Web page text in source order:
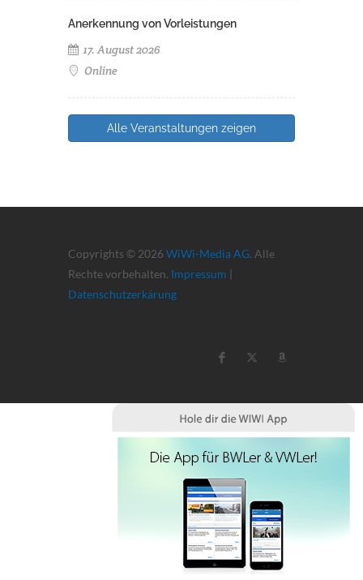
Anerkennung von Vorleistungen
17. August 2026
Online
Alle Veranstaltungen zeigen
Copyrights © 2026 WiWi-Media AG. Alle
Rechte vorbehalten. Impressum |
Datenschutzerkärung